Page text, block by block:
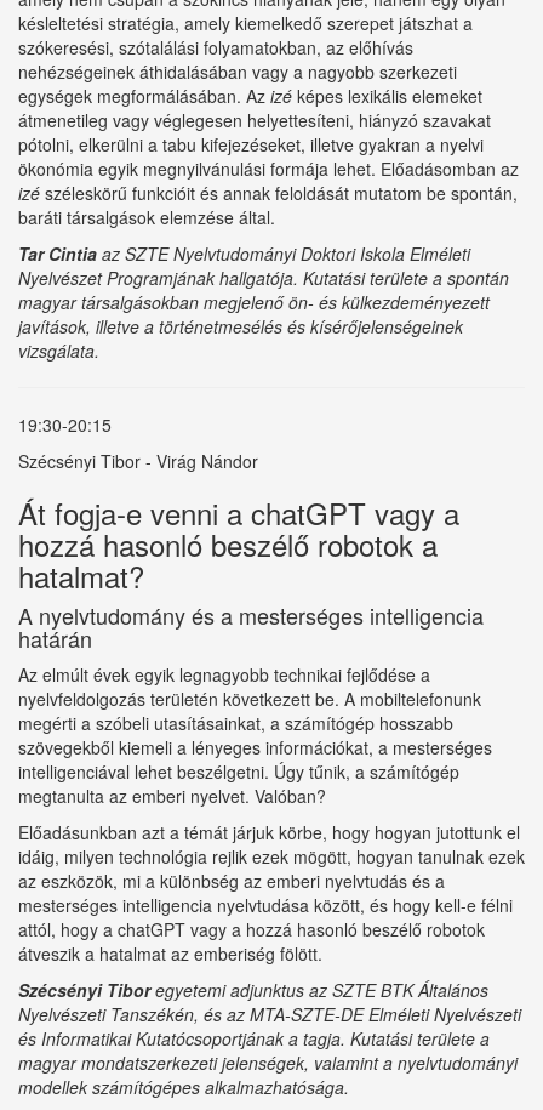
késleltetési stratégia, amely kiemelkedő szerepet játszhat a
szókeresési, szótalálási folyamatokban, az előhívás
nehézségeinek áthidalásában vagy a nagyobb szerkezeti
egységek megformálásában. Az izé képes lexikális elemeket
átmenetileg vagy véglegesen helyettesíteni, hiányzó szavakat
pótolni, elkerülni a tabu kifejezéseket, illetve gyakran a nyelvi
ökonómia egyik megnyilvánulási formája lehet. Előadásomban az
izé széleskörű funkcióit és annak feloldását mutatom be spontán,
baráti társalgások elemzése által.
Tar Cintia az SZTE Nyelvtudományi Doktori Iskola Elméleti
Nyelvészet Programjának hallgatója. Kutatási területe a spontán
magyar társalgásokban megjelenő ön- és külkezdeményezett
javítások, illetve a történetmesélés és kísérőjelenségeinek
vizsgálata.
19:30-20:15
Szécsényi Tibor - Virág Nándor
Át fogja-e venni a chatGPT vagy a
hozzá hasonló beszélő robotok a
hatalmat?
A nyelvtudomány és a mesterséges intelligencia
határán
Az elmúlt évek egyik legnagyobb technikai fejlődése a
nyelvfeldolgozás területén következett be. A mobiltelefonunk
megérti a szóbeli utasításainkat, a számítógép hosszabb
szövegekből kiemeli a lényeges információkat, a mesterséges
intelligenciával lehet beszélgetni. Úgy tűnik, a számítógép
megtanulta az emberi nyelvet. Valóban?
Előadásunkban azt a témát járjuk körbe, hogy hogyan jutottunk el
idáig, milyen technológia rejlik ezek mögött, hogyan tanulnak ezek
az eszközök, mi a különbség az emberi nyelvtudás és a
mesterséges intelligencia nyelvtudása között, és hogy kell-e félni
attól, hogy a chatGPT vagy a hozzá hasonló beszélő robotok
átveszik a hatalmat az emberiség fölött.
Szécsényi Tiboregyetemi adjunktus az SZTE BTK Általános
Nyelvészeti Tanszékén, és az MTA-SZTE-DE Elméleti Nyelvészeti
és Informatikai Kutatócsoportjának a tagja. Kutatási területe a
magyar mondatszerkezeti jelenségek, valamint a nyelvtudományi
modellek számítógépes alkalmazhatósága.